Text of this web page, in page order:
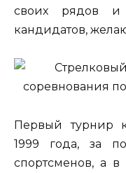
своих рядов и
кандидатов,
Первый турнир
1999 года, за
спортсменов, а в